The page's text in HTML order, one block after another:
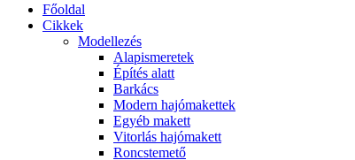
Főoldal
Cikkek
Modellezés
Alapismeretek
Építés alatt
Barkács
Modern hajómakettek
Egyéb makett
Vitorlás hajómakett
Roncstemető